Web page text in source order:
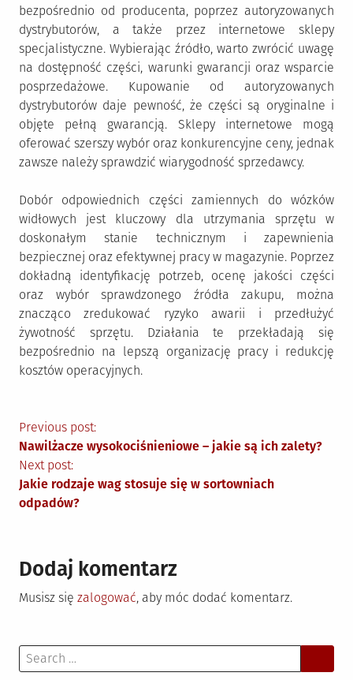
bezpośrednio od producenta, poprzez autoryzowanych
dystrybutorów, a także przez internetowe sklepy
specjalistyczne. Wybierając źródło, warto zwrócić uwagę
na dostępność części, warunki gwarancji oraz wsparcie
posprzedażowe. Kupowanie od autoryzowanych
dystrybutorów daje pewność, że części są oryginalne i
objęte pełną gwarancją. Sklepy internetowe mogą
oferować szerszy wybór oraz konkurencyjne ceny, jednak
zawsze należy sprawdzić wiarygodność sprzedawcy.
Dobór odpowiednich części zamiennych do wózków
widłowych jest kluczowy dla utrzymania sprzętu w
doskonałym stanie technicznym i zapewnienia
bezpiecznej oraz efektywnej pracy w magazynie. Poprzez
dokładną identyfikację potrzeb, ocenę jakości części
oraz wybór sprawdzonego źródła zakupu, można
znacząco zredukować ryzyko awarii i przedłużyć
żywotność sprzętu. Działania te przekładają się
bezpośrednio na lepszą organizację pracy i redukcję
kosztów operacyjnych.
Nawigacja
wpisu
Previous post:
Nawilżacze wysokociśnieniowe – jakie są ich zalety?
Next post:
Jakie rodzaje wag stosuje się w sortowniach
odpadów?
Dodaj komentarz
Musisz się zalogować, aby móc dodać komentarz.
Search
for: